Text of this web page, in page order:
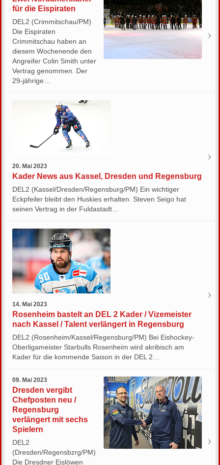
für die Eispiraten
DEL2 (Crimmitschau/PM)
Die Eispiraten
Crimmitschau haben an
diesem Wochenende den
Angreifer Colin Smith unter
Vertrag genommen. Der
29-jährige…
20. Mai 2023
Kader News aus Kassel, Dresden und Regensburg
DEL2 (Kassel/Dresden/Regensburg/PM) Ein wichtiger
Eckpfeiler bleibt den Huskies erhalten. Steven Seigo hat
seinen Vertrag in der Fuldastadt…
14. Mai 2023
Rosenheim bastelt an DEL 2 Kader / Vizemeister
nach Kassel / Talent verlängert in Regensburg
DEL2 (Rosenheim/Kassel/Regensburg/PM) Bei Eishockey-
Oberligameister Starbulls Rosenheim wird akribisch am
Kader für die kommende Saison in der DEL 2…
09. Mai 2023
Dresden vergibt
Chefposten neu /
Regensburg
verlängert mit sechs
Spielern
DEL2
(Dresden/Regensbzrg/PM)
Die Dresdner Eislöwen